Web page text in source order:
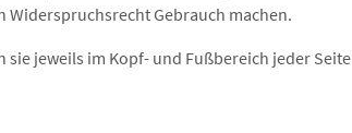
Gebrauch machen.
jeweils im Kopf- und Fußbereich jeder